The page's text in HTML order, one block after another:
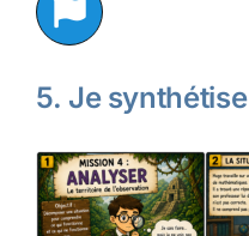
5. Je synthétise